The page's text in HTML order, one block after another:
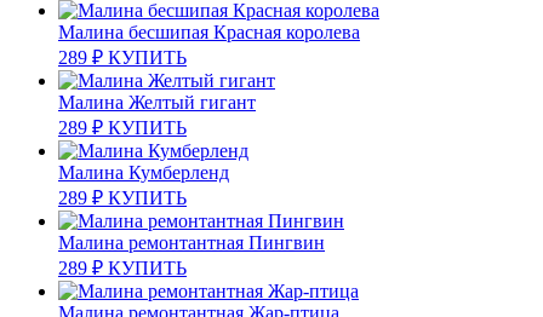
Малина бесшипая Красная королева
289 ₽ КУПИТЬ
Малина Желтый гигант
289 ₽ КУПИТЬ
Малина Кумберленд
289 ₽ КУПИТЬ
Малина ремонтантная Пингвин
289 ₽ КУПИТЬ
Малина ремонтантная Жар-птица